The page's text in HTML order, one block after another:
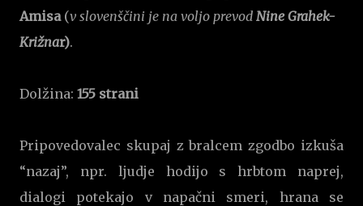
Amisa(v slovenščini je na voljo prevod Nine Grahek-
Križnar).
Dolžina: 155 strani
Pripovedovalec skupaj z bralcem zgodbo izkuša
“nazaj”, npr. ljudje hodijo s hrbtom naprej,
dialogi potekajo v napačni smeri, hrana se